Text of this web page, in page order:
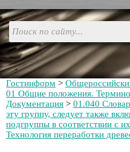
Гостинформ >
01 Общие положения.
Документация > 01.040
эту группу, следует также
подгруппы в соответствии с
Технология переработки